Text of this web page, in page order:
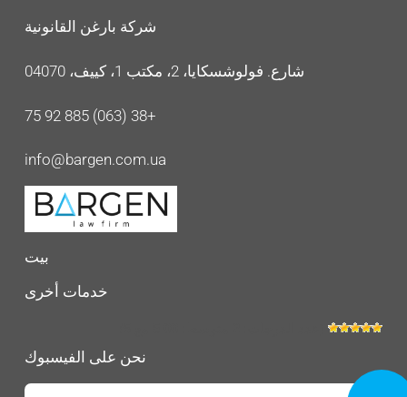
شركة بارغن القانونية
شارع. فولوشسكايا، 2، مكتب 1، كييف، 04070
+38 (063) 885 92 75
info@bargen.com.ua
بيت
خدمات أخرى
نحن على الفيسبوك